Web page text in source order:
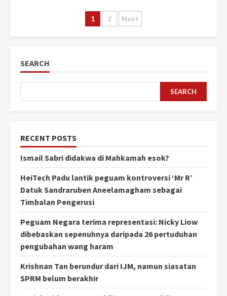
Posts
pagination
1 2 Next
SEARCH
SEARCH
RECENT POSTS
Ismail Sabri didakwa di Mahkamah esok?
HeiTech Padu lantik peguam kontroversi ‘Mr R’
Datuk Sandraruben Aneelamagham sebagai
Timbalan Pengerusi
Peguam Negara terima representasi: Nicky Liow
dibebaskan sepenuhnya daripada 26 pertuduhan
pengubahan wang haram
Krishnan Tan berundur dari IJM, namun siasatan
SPRM belum berakhir